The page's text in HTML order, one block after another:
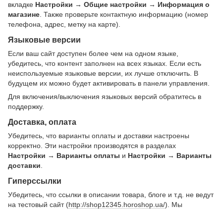
вкладке Настройки → Общие настройки → Информация о
магазине. Также проверьте контактную информацию (номер
телефона, адрес, метку на карте).
Языковые версии
Если ваш сайт доступен более чем на одном языке,
убедитесь, что контент заполнен на всех языках. Если есть
неиспользуемые языковые версии, их лучше отключить. В
будущем их можно будет активировать в панели управления.
Для включения/выключения языковых версий обратитесь в
поддержку.
Доставка, оплата
Убедитесь, что варианты оплаты и доставки настроены
корректно. Эти настройки производятся в разделах
Настройки → Варианты оплаты и Настройки → Варианты
доставки
Гиперссылки
Убедитесь, что ссылки в описании товара, блоге и т.д. не ведут
на тестовый сайт (http://shop12345.horoshop.ua/). Мы